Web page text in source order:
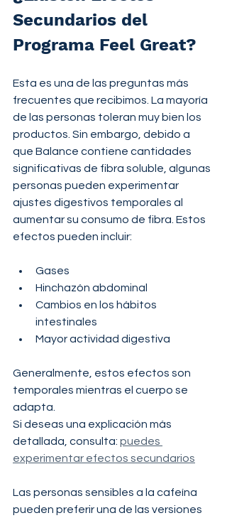
Secundarios del
Programa Feel Great?
Esta es una de las preguntas más
frecuentes que recibimos. La mayoría
de las personas toleran muy bien los
productos. Sin embargo, debido a
que Balance contiene cantidades
significativas de fibra soluble, algunas
personas pueden experimentar
ajustes digestivos temporales al
aumentar su consumo de fibra. Estos
efectos pueden incluir:
Gases
Hinchazón abdominal
Cambios en los hábitos
intestinales
Mayor actividad digestiva
Generalmente, estos efectos son
temporales mientras el cuerpo se
adapta.
Si deseas una explicación más
detallada, consulta: puedes
experimentar efectos secundarios
Las personas sensibles a la cafeína
pueden preferir una de las versiones